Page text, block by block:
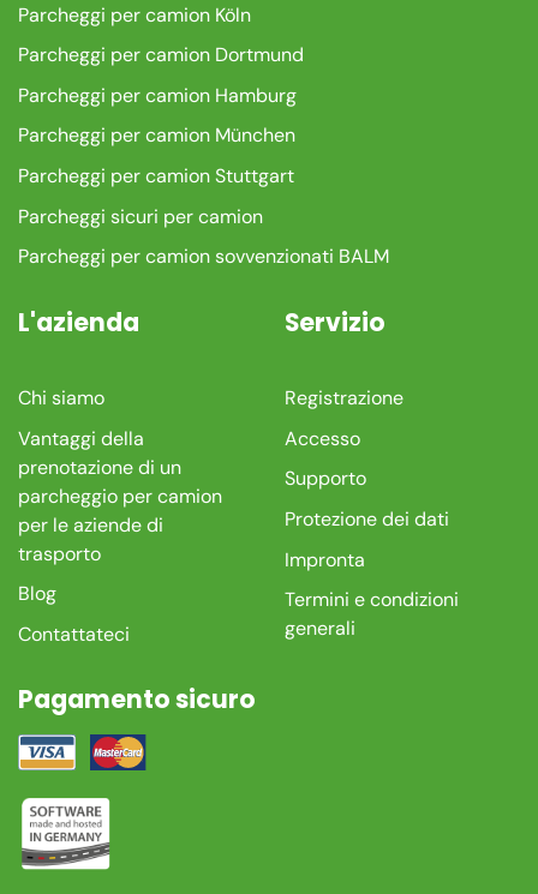
Parcheggi per camion Köln
Parcheggi per camion Dortmund
Parcheggi per camion Hamburg
Parcheggi per camion München
Parcheggi per camion Stuttgart
Parcheggi sicuri per camion
Parcheggi per camion sovvenzionati BALM
L'azienda
Chi siamo
Vantaggi della
prenotazione di un
parcheggio per camion
per le aziende di
trasporto
Blog
Contattateci
Servizio
Registrazione
Accesso
Supporto
Protezione dei dati
Impronta
Termini e condizioni
generali
Pagamento sicuro